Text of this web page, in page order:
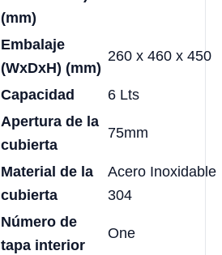
(mm)
Embalaje
(WxDxH) (mm)
260 x 460 x 450
Capacidad
6 Lts
Apertura de la
cubierta
75mm
Material de la
cubierta
Acero Inoxidable
304
Número de
tapa interior
One